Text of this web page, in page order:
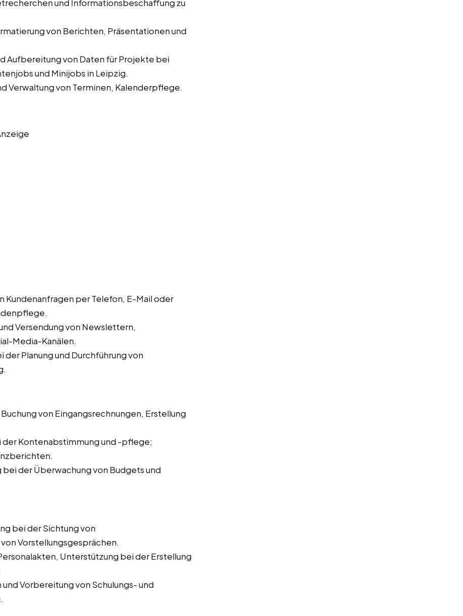
und Informationsbeschaffung zu
von Berichten, Präsentationen und
Aufbereitung von Daten für Projekte bei
und Minijobs in Leipzig.
Verwaltung von Terminen, Kalenderpflege.
Kundenanfragen per Telefon, E-Mail oder
Versendung von Newslettern,
Media-Kanälen.
Planung und Durchführung von
von Eingangsrechnungen, Erstellung
Kontenabstimmung und -pflege;
der Überwachung von Budgets und
bei der Sichtung von
Vorstellungsgesprächen.
Unterstützung bei der Erstellung
Vorbereitung von Schulungs- und